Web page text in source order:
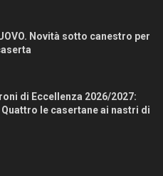
Novità sotto canestro per
di Eccellenza 2026/2027:
le casertane ai nastri di